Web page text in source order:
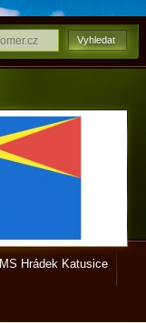
MS Hrádek Katusice